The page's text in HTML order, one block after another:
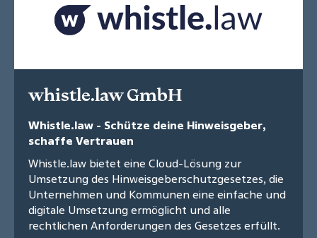
whistle.law GmbH
Whistle.law - Schütze deine Hinweisgeber,
schaffe Vertrauen
Whistle.law bietet eine Cloud-Lösung zur
Umsetzung des Hinweisgeberschutzgesetzes, die
Unternehmen und Kommunen eine einfache und
digitale Umsetzung ermöglicht und alle
rechtlichen Anforderungen des Gesetzes erfüllt.